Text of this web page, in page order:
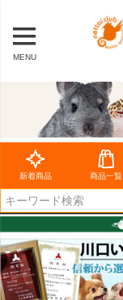
MENU
新着商品 商品一覧